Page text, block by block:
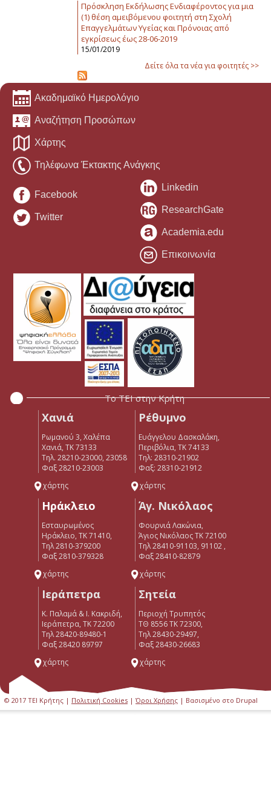
Πρόσκληση Εκδήλωσης Ενδιαφέροντος για μια
(1) θέση αμειβόμενου φοιτητή στη Σχολή
Επαγγελμάτων Υγείας και Πρόνοιας από
εγκρίσεως έως 28-06-2019
15/01/2019
Δείτε όλα τα νέα για φοιτητές >>
Ακαδημαϊκό Ημερολόγιο
Αναζήτηση Προσώπων
Χάρτης
Τηλέφωνα Έκτακτης Ανάγκης
Facebook
Twitter
Linkedin
ResearchGate
Academia.edu
Επικοινωνία
Το ΤΕΙ στην Κρήτη
Χανιά
Ρωμανού 3, Χαλέπα
Χανιά, ΤΚ 73133
Τηλ. 28210-23000, 23058
Φαξ 28210-23003
χάρτης
Ρέθυμνο
Ευάγγελου Δασκαλάκη,
Περιβόλια, ΤΚ 74133
Tηλ: 28310-21902
Φαξ: 28310-21912
χάρτης
Ηράκλειο
Εσταυρωμένος
Ηράκλειο, ΤΚ 71410,
Τηλ 2810-379200
Φαξ 2810-379328
χάρτης
Άγ. Νικόλαος
Φουρνιά Λακώνια,
Άγιος Νικόλαος ΤΚ 72100
Τηλ 28410-91103, 91102 ,
Φαξ 28410-82879
χάρτης
Ιεράπετρα
Κ. Παλαμά & Ι. Κακριδή,
Ιεράπετρα, ΤΚ 72200
Tηλ 28420-89480-1
Φαξ 28420 89797
χάρτης
Σητεία
Περιοχή Τρυπητός
ΤΘ 8556 ΤΚ 72300,
Τηλ 28430-29497,
Φαξ 28430-26683
χάρτης
© 2017 ΤΕΙ Κρήτης | Πολιτική Cookies | Όροι Χρήσης | Βασισμένο στο Drupal